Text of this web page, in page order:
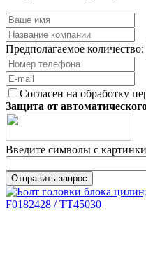
Предполагаемое количество:
Согласен на обработку
Защита от
Введите символы с картинки